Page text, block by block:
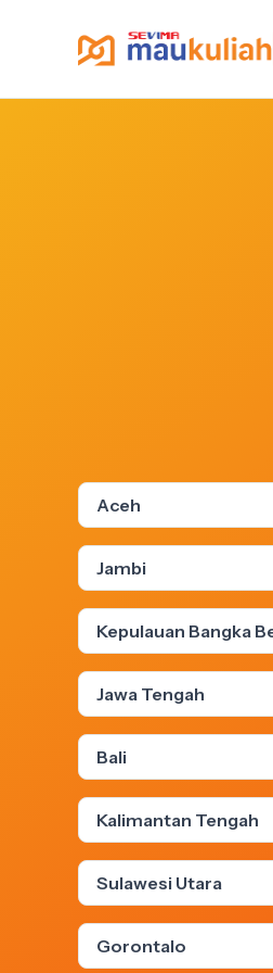
Aceh
Jambi
Kepulauan Bangka
Jawa Tengah
Bali
Kalimantan Tengah
Sulawesi Utara
Gorontalo